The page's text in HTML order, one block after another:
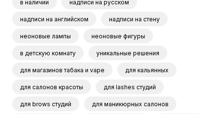
в наличии надписи на русском
надписи на английском надписи на стену
неоновые лампы неоновые фигуры
в детскую комнату уникальные решения
для магазинов табака и vape для кальянных
для салонов красоты для lashes студий
для brows студий для маникюрных салонов